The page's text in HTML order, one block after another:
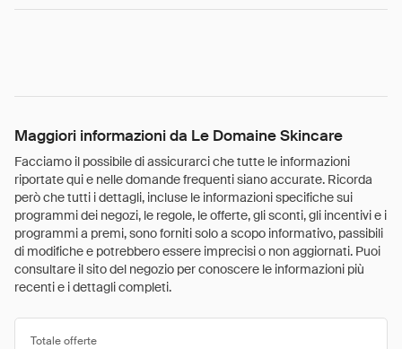
Maggiori informazioni da Le Domaine Skincare
Facciamo il possibile di assicurarci che tutte le informazioni
riportate qui e nelle domande frequenti siano accurate. Ricorda
però che tutti i dettagli, incluse le informazioni specifiche sui
programmi dei negozi, le regole, le offerte, gli sconti, gli incentivi e i
programmi a premi, sono forniti solo a scopo informativo, passibili
di modifiche e potrebbero essere imprecisi o non aggiornati. Puoi
consultare il sito del negozio per conoscere le informazioni più
recenti e i dettagli completi.
Totale offerte